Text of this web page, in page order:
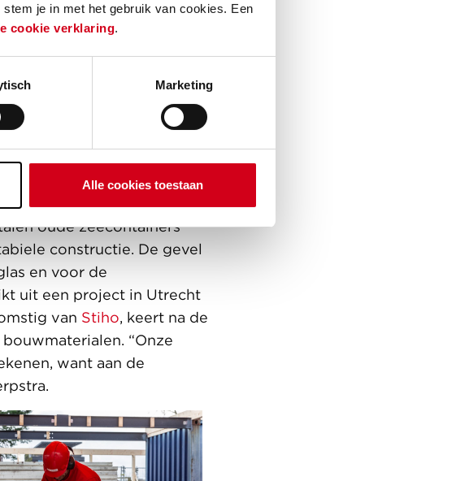
je in met het gebruik van cookies. Een
cookie verklaring.
Marketing
Alle cookies toestaan
leven
levensduur
de
en elders te plaatsen
zoek gegaan naar
Veel materialen
oude zeecontainers
constructie. De gevel
en voor de
uit een project in Utrecht
van Stiho, keert na de
“Onze
want aan de